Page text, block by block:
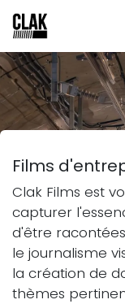
Films
Clak Films est
capturer
d'être
le journalisme
la création de
thèmes